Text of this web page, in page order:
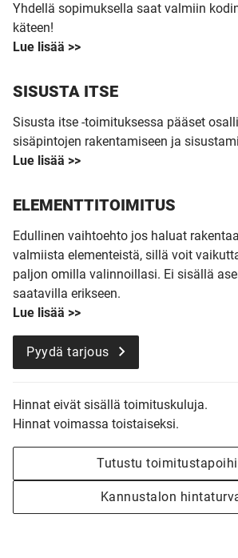
Yhdellä sopimuksella saat valmiin
käteen!
Lue lisää >>
SISUSTA ITSE
Sisusta itse -toimituksessa pääset
sisäpintojen rakentamiseen ja
Lue lisää >>
ELEMENTTITOIMITUS
Edullinen vaihtoehto jos haluat
valmiista elementeistä, sillä voit
paljon omilla valinnoillasi. Ei sisällä
saatavilla erikseen.
Lue lisää >>
Pyydä tarjous
Hinnat eivät sisällä toimituskuluja.
Hinnat voimassa toistaiseksi.
Tutustu
Kannustalon